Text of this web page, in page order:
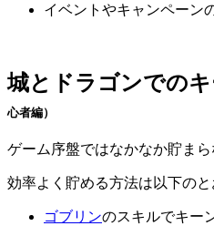
イベントやキャンペーン
城とドラゴンでの
心者編）
ゲーム序盤ではなかなか貯ま
効率よく貯める方法は以下のと
ゴブリンのスキルでキー